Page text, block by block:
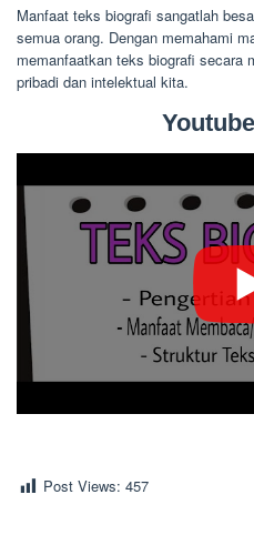
Manfaat teks biografi sangatlah
semua orang. Dengan memahami
memanfaatkan teks biografi secara
pribadi dan intelektual kita.
Post Views: 457